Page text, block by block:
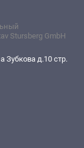
Stursberg GmbH
Зубкова д.10 стр.